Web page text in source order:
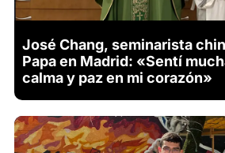
José Chang, seminarista
Papa en Madrid: «Sentí
calma y paz en mi corazón»